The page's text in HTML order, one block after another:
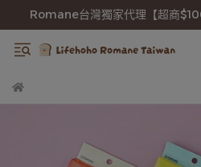
Romane台灣獨家代理【超商